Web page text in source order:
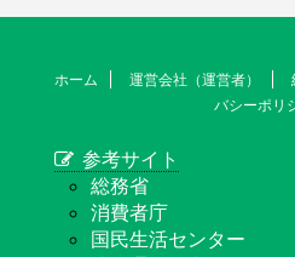
ホーム 運営会社（運営者）
バシーポリ
参考サイト
総務省
消費者庁
国民生活センター